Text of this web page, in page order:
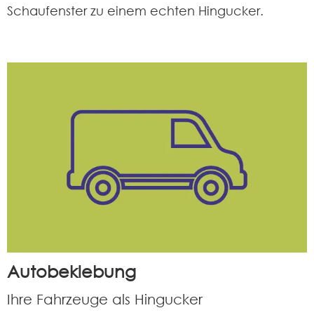
Schaufenster zu einem echten Hingucker.
Autobeklebung
Ihre Fahrzeuge als Hingucker